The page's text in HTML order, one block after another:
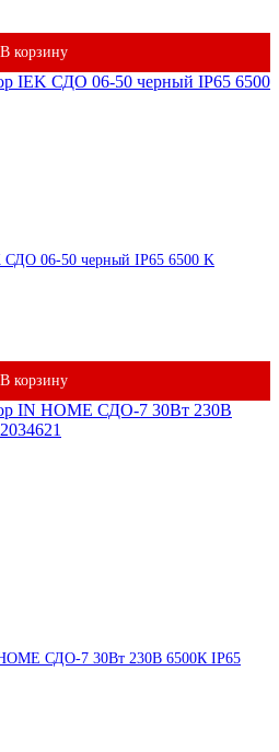
В корзину
СДО 06-50 черный IP65 6500 K
В корзину
СДО-7 30Вт 230В 6500К IP65